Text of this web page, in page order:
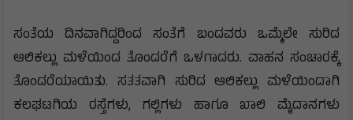
ಸಂತೆಯ ದಿನವಾಗಿದ್ದರಿಂದ ಸಂತೆಗೆ ಬಂದವರು ಒಮ್ಮೆಲೇ ಸುರಿದ
ಆಲಿಕಲ್ಲು ಮಳೆಯಿಂದ ತೊಂದರೆಗೆ ಒಳಗಾದರು. ವಾಹನ ಸಂಚಾರಕ್ಕೆ
ತೊಂದರೆಯಾಯಿತು. ಸತತವಾಗಿ ಸುರಿದ ಆಲಿಕಲ್ಲು ಮಳೆಯಿಂದಾಗಿ
ಕಲಘಟಗಿಯ ರಸ್ತೆಗಳು, ಗಲ್ಲಿಗಳು ಹಾಗೂ ಖಾಲಿ ಮೈದಾನಗಳು